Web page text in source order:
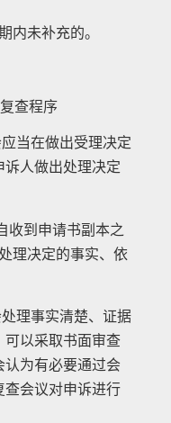
内未补充的。
查程序
当在做出受理决定
诉人做出处理决定
收到申请书副本之
理决定的事实、依
理事实清楚、证据
可以采取书面审查
认为有必要通过会
查会议对申诉进行